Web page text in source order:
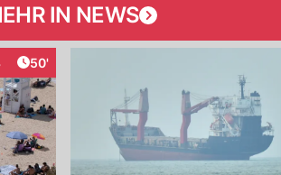
IN NEWS
Artikel veröffentlicht:
50'